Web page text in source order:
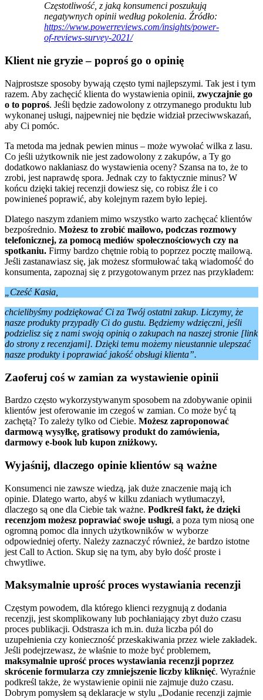
Częstotliwość, z jaką konsumenci poszukują
negatywnych opinii według pokolenia. Źródło:
https://www.powerreviews.com/insights/power-
of-reviews-survey-2021/
Klient nie gryzie – poproś go o opinię
Najprostsze sposoby bywają często tymi najlepszymi. Tak jest i tym
razem. Aby zachęcić klienta do wystawienia opinii, zwyczajnie go
o to poproś. Jeśli będzie zadowolony z otrzymanego produktu lub
wykonanej usługi, najpewniej nie będzie widział przeciwwskazań,
aby Ci pomóc.
Ta metoda ma jednak pewien minus – może wywołać wilka z lasu.
Co jeśli użytkownik nie jest zadowolony z zakupów, a Ty go
dodatkowo nakłaniasz do wystawienia oceny? Szansa na to, że to
zrobi, jest naprawdę spora. Jednak czy to faktycznie minus? W
końcu dzięki takiej recenzji dowiesz się, co robisz źle i co
powinieneś poprawić, aby kolejnym razem było lepiej.
Dlatego naszym zdaniem mimo wszystko warto zachęcać klientów
bezpośrednio. Możesz to zrobić mailowo, podczas rozmowy
telefonicznej, za pomocą mediów społecznościowych czy na
spotkaniu. Firmy bardzo chętnie robią to poprzez pocztę mailową.
Jeśli zastanawiasz się, jak możesz sformułować taką wiadomość do
konsumenta, zapoznaj się z przygotowanym przez nas przykładem:
„Cześć Kasia,
chcielibyśmy podziękować Ci za Twój ostatni zakup. Liczymy, że
nasze produkty przypadły Ci do gustu. Będziemy wdzięczni, jeśli
podzielisz się z nami swoją opinią o zakupach na naszej stronie [link
do strony z recenzjami]. Dzięki temu możemy nieustannie ulepszać
nasze produkty i poprawiać jakość obsługi klienta”.
Zaoferuj coś w zamian za wystawienie opinii
Bardzo często wykorzystywanym sposobem na zdobywanie opinii
klientów jest oferowanie im czegoś w zamian. Co może być tą
zachętą? To zależy tylko od Ciebie. Możesz zaproponować
darmową wysyłkę, gratisowy produkt do zamówienia,
darmowy e-book lub kupon zniżkowy.
Wyjaśnij, dlaczego opinie klientów są ważne
Konsumenci nie zawsze wiedzą, jak duże znaczenie mają ich
opinie. Dlatego warto, abyś w kilku zdaniach wytłumaczył,
dlaczego są one dla Ciebie tak ważne. Podkreśl fakt, że dzięki
recenzjom możesz poprawiać swoje usługi, a poza tym niosą one
ogromną pomoc dla innych użytkowników w wyborze
odpowiedniej oferty. Należy zaznaczyć również, że bardzo istotne
jest Call to Action. Skup się na tym, aby było dość proste i
chwytliwe.
Maksymalnie uprość proces wystawiania recenzji
Częstym powodem, dla którego klienci rezygnują z dodania
recenzji, jest skomplikowany lub pochłaniający zbyt dużo czasu
proces publikacji. Odstrasza ich m.in. duża liczba pól do
uzupełnienia czy konieczność przeskakiwania przez wiele zakładek.
Jeśli podejrzewasz, że właśnie to może być problemem,
maksymalnie uprość proces wystawiania recenzji poprzez
skrócenie formularza czy zmniejszenie liczby kliknięć. Wyraźnie
podkreśl także, że wystawienie opinii nie zajmuje dużo czasu.
Dobrym pomysłem są deklaracje w stylu „Dodanie recenzji zajmie